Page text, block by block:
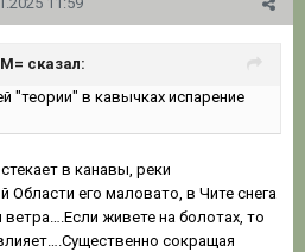
сказал:
"теории" в кавычках испарение
в канавы, реки
его маловато, в Чите снега
живете на болотах, то
сокращая